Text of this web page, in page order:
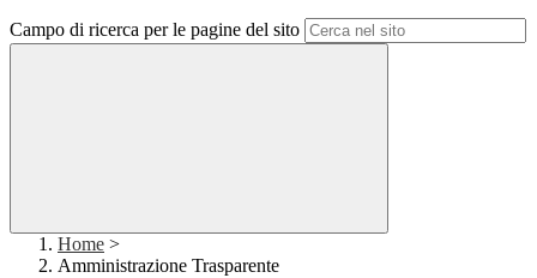
Campo di ricerca per le pagine del sito
Home >
Amministrazione Trasparente